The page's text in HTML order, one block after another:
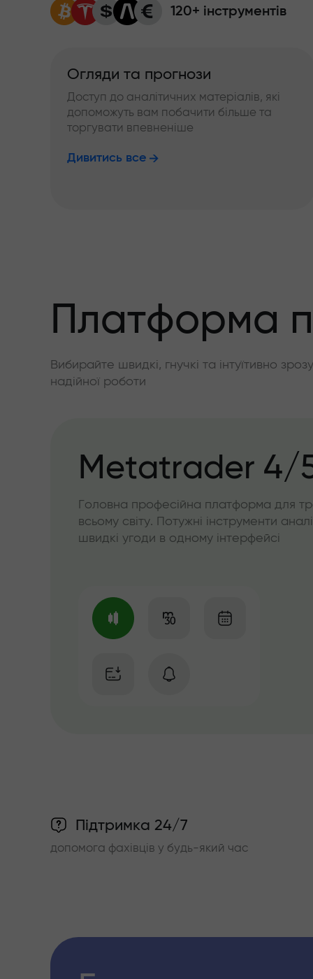
120+ інструментів
Огляди та прогнози
Доступ до аналітичних матеріалів, які
допоможуть вам побачити більше та
торгувати впевненіше
Дивитись все
Платформа
Вибирайте швидкі, гнучкі та інтуїтивно
надійної роботи
Metatrader 4/
Головна професійна платформа для
всьому світу. Потужні інструменти
швидкі угоди в одному інтерфейсі
Підтримка 24/7
допомога фахівців у будь-який час